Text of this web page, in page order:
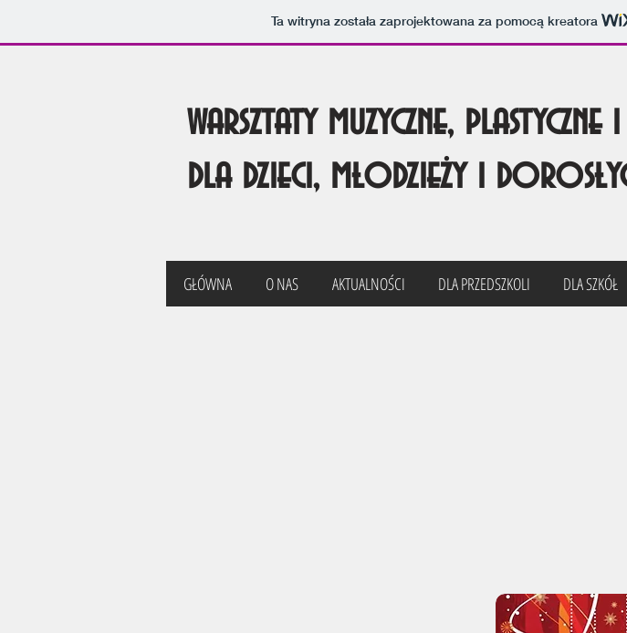
Ta witryna została zaprojektowana za pomocą kreatora
warsztaty muzyczne, plastyczne
dla dzieci, młodzieży i
GŁÓWNA O NAS AKTUALNOŚCI DLA PRZEDSZKOLI DLA SZKÓŁ